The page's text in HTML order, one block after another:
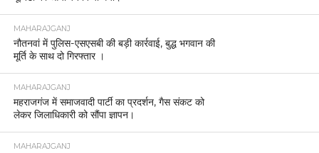
MAHARAJGANJ
नौतनवां में पुलिस-एसएसबी की बड़ी कार्रवाई, बुद्ध भगवान की
मूर्ति के साथ दो गिरफ्तार ।
MAHARAJGANJ
महराजगंज में समाजवादी पार्टी का प्रदर्शन, गैस संकट को
लेकर जिलाधिकारी को सौंपा ज्ञापन।
MAHARAJGANJ